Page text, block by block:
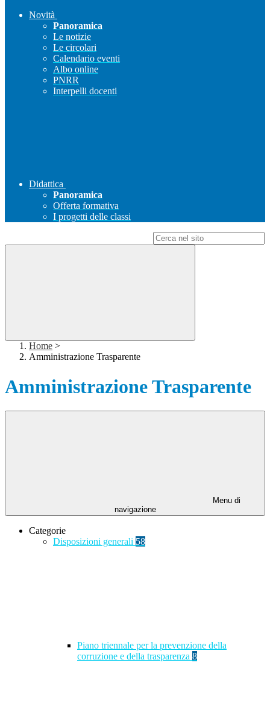
Novità
Panoramica
Le notizie
Le circolari
Calendario eventi
Albo online
PNRR
Interpelli docenti
Didattica
Panoramica
Offerta formativa
I progetti delle classi
Home >
Amministrazione Trasparente
Amministrazione Trasparente
Menu di
navigazione
Categorie
Disposizioni generali 58
Piano triennale per la prevenzione della
corruzione e della trasparenza 8